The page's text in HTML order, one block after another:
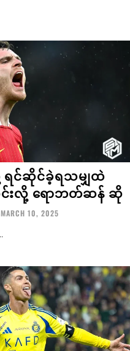
င်ဆိုင်ခဲ့ရသမျှထဲ
းလို့ ရောဘတ်ဆန် ဆို
MARCH 10, 2025